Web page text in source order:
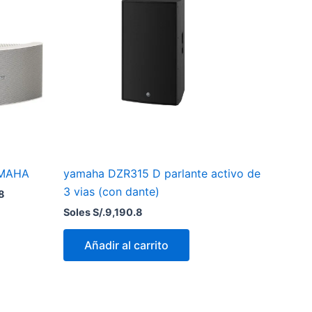
yamaha DZR315 D parlante activo de
3 vias (con dante)
Soles S/.9,190.8
Añadir al carrito